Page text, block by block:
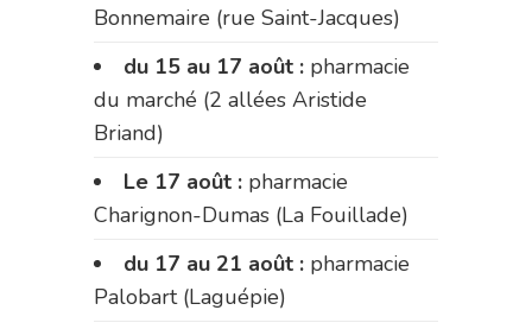
Bonnemaire (rue Saint-Jacques)
du 15 au 17 août : pharmacie
du marché (2 allées Aristide
Briand)
Le 17 août : pharmacie
Charignon-Dumas (La Fouillade)
du 17 au 21 août : pharmacie
Palobart (Laguépie)